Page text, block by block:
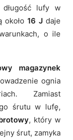
lufy w
około 16 J daje
o ile
magazynek
ognia
Zamiast
śrutu w lufę,
, który w
śrut, zamyka